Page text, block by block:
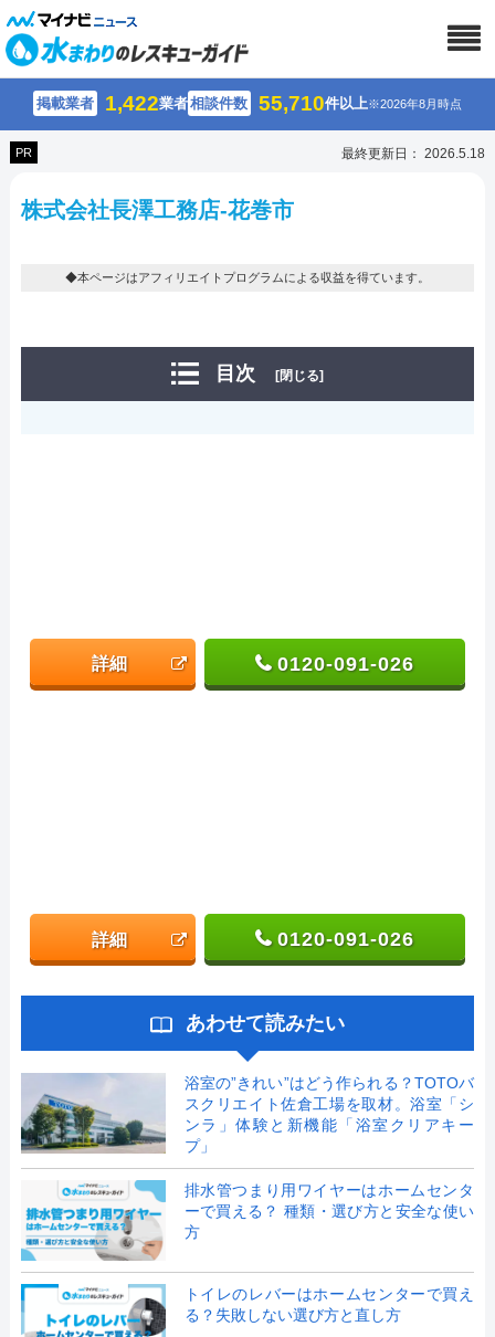
掲載業者 1,422業者相談件数 55,710件以上※2026年8月時点
PR 最終更新日： 2026.5.18
株式会社長澤工務店-花巻市
◆本ページはアフィリエイトプログラムによる収益を得ています。
目次 [閉じる]
詳細 0120-091-026
詳細 0120-091-026
あわせて読みたい
浴室の”きれい”はどう作られる？TOTOバ
スクリエイト佐倉工場を取材。浴室「シ
ンラ」体験と新機能「浴室クリアキー
プ」
排水管つまり用ワイヤーはホームセンタ
ーで買える？ 種類・選び方と安全な使い
方
トイレのレバーはホームセンターで買え
る？失敗しない選び方と直し方